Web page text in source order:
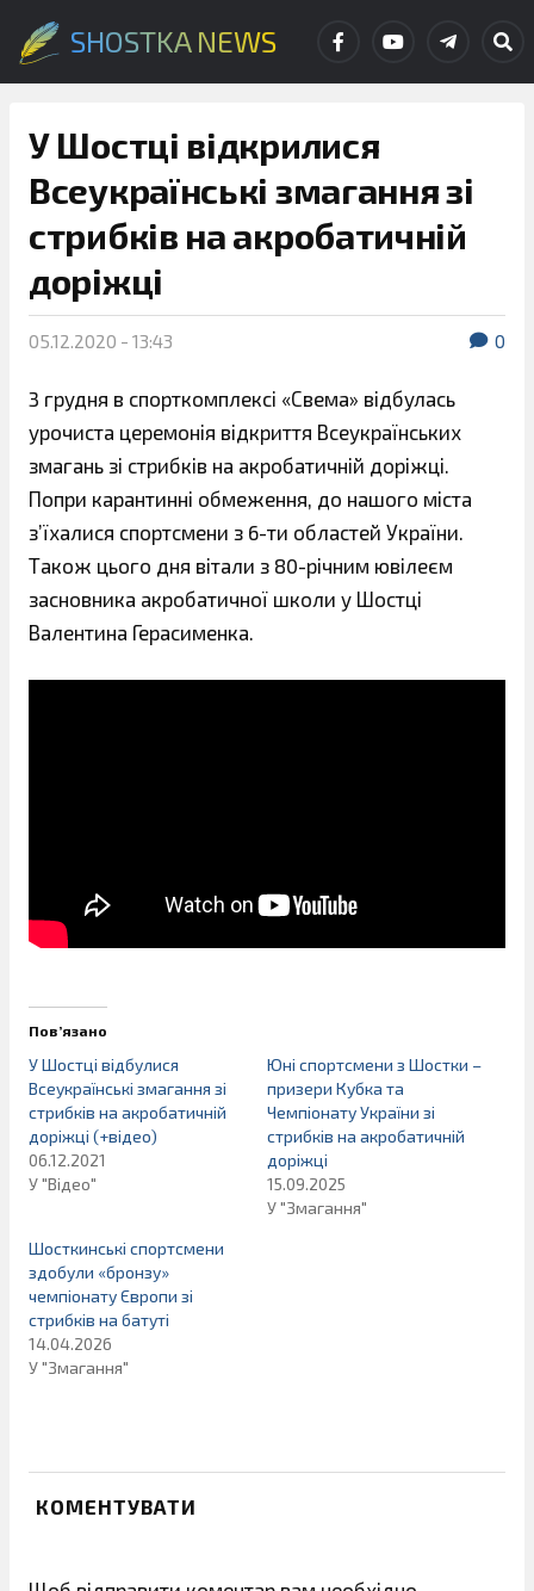
SHOSTKA NEWS
У Шостці відкрилися
Всеукраїнські змагання зі
стрибків на акробатичній
доріжці
05.12.2020 - 13:43 0
3 грудня в спорткомплексі «Свема» відбулась
урочиста церемонія відкриття Всеукраїнських
змагань зі стрибків на акробатичній доріжці.
Попри карантинні обмеження, до нашого міста
з’їхалися спортсмени з 6-ти областей України.
Також цього дня вітали з 80-річним ювілеєм
засновника акробатичної школи у Шостці
Валентина Герасименка.
Пов’язано
У Шостці відбулися
Всеукраїнські змагання зі
стрибків на акробатичній
доріжці (+відео)
06.12.2021
У "Відео"
Юні спортсмени з Шостки –
призери Кубка та
Чемпіонату України зі
стрибків на акробатичній
доріжці
15.09.2025
У "Змагання"
Шосткинські спортсмени
здобули «бронзу»
чемпіонату Європи зі
стрибків на батуті
14.04.2026
У "Змагання"
КОМЕНТУВАТИ